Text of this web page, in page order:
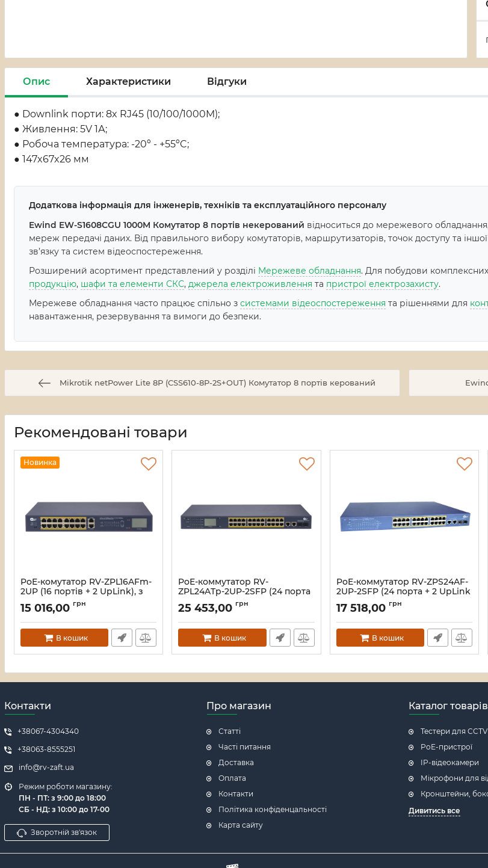
Опис Характеристики Відгуки
● Downlink порти: 8x RJ45 (10/100/1000M);
● Живлення: 5V 1А;
● Робоча температура: -20º - +55ºC;
● 147x67x26 мм
Додаткова інформація для інженерів, техніків та експлуатаційного персоналу
Ewind EW-S1608CGU 1000M Комутатор 8 портів некерований відноситься до мережевого
мереж передачі даних. Від правильного вибору комутаторів, маршрутизаторів, точок доступу та
зв’язку та систем відеоспостереження.
Розширений асортимент представлений у розділі Мережеве обладнання. Для побудови
продукцію, шафи та елементи СКС, джерела електроживлення та пристрої електрозахисту.
Мережеве обладнання часто працює спільно з системами відеоспостереження та рішеннями для
навантаження, резервування та вимоги до безпеки.
Mikrotik netPower Lite 8P (CSS610-8P-2S+OUT) Комутатор 8 портів керований
Рекомендовані товари
Новинка
PoE-комутатор RV-ZPL16AFm-
2UP (16 портів + ​​2 UpLink), з
LCD-дисплеєм
Артикул:A000283
15 016,00 грн
В кошик
PoE-коммутатор RV-
ZPL24ATp-2UP-2SFP (24 порта
+ 2 UpLink + 2 SFP),
повышенной мощности, с
LCD-дисплеем
Артикул:
25 453,00 грн
В кошик
PoE-коммутатор RV-ZPS24AF-
2UP-2SFP (24 порта + 2 UpLink
Артикул:A000280
17 518,00 грн
В кошик
Контакти
+38067-4304340
+38063-8555251
info@rv-zaft.ua
Режим роботи магазину:
ПН - ПТ: з 9:00 до 18:00
СБ - НД: з 10:00 до 17-00
Зворотній зв'язок
Про магазин
Статті
Часті питання
Доставка
Оплата
Контакти
Політика конфіденцальності
Карта сайту
Каталог товарів
Тестери для
PoE-пристрої
IP-відеокамери
Мікрофони для
Кронштейни,
Дивитись все